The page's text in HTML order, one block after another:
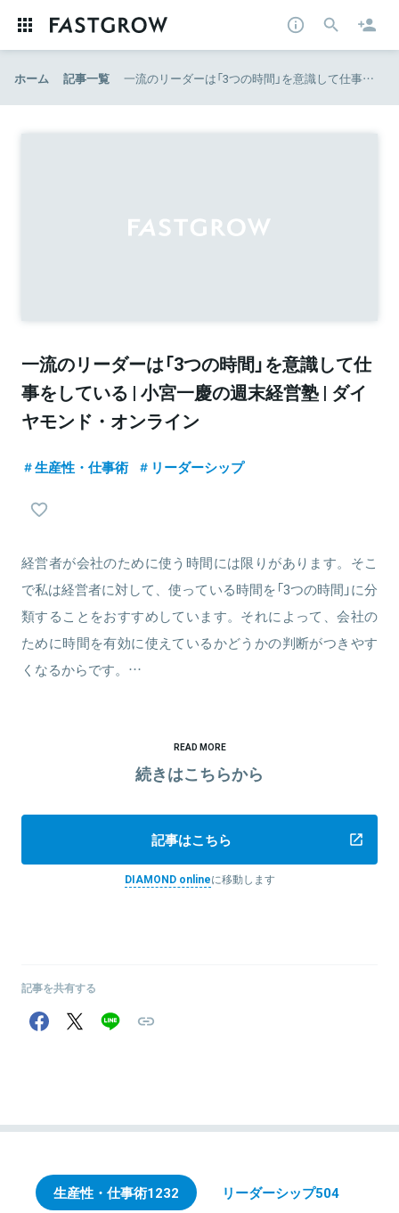
ホーム 記事一覧 一流のリーダーは「3つの時間」を意識して仕事をしている | 小宮一慶の週末経営塾 | ダイヤモンド・オンライン
一流のリーダーは「3つの時間」を意識して仕
事をしている | 小宮一慶の週末経営塾 | ダイ
ヤモンド・オンライン
生産性・仕事術 リーダーシップ
経営者が会社のために使う時間には限りがあります。そこ
で私は経営者に対して、使っている時間を「3つの時間」に分
類することをおすすめしています。それによって、会社の
ために時間を有効に使えているかどうかの判断がつきやす
くなるからです。…
READ MORE
続きはこちらから
記事はこちら
DIAMOND onlineに移動します
記事を共有する
生産性・仕事術1232 リーダーシップ504